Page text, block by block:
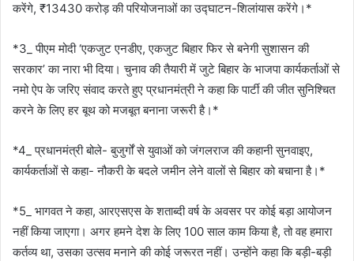
करेंगे, ₹13430 करोड़ की परियोजनाओं का उद्घाटन-शिलांयास करेंगे।*
*3_ पीएम मोदी ‘एकजुट एनडीए, एकजुट बिहार फिर से बनेगी सुशासन की
सरकार’ का नारा भी दिया। चुनाव की तैयारी में जुटे बिहार के भाजपा कार्यकर्ताओं से
नमो ऐप के जरिए संवाद करते हुए प्रधानमंत्री ने कहा कि पार्टी की जीत सुनिश्चित
करने के लिए हर बूथ को मजबूत बनाना जरूरी है।*
*4_ प्रधानमंत्री बोले- बुजुर्गों से युवाओं को जंगलराज की कहानी सुनवाइए,
कार्यकर्ताओं से कहा- नौकरी के बदले जमीन लेने वालों से बिहार को बचाना है।*
*5_ भागवत ने कहा, आरएसएस के शताब्दी वर्ष के अवसर पर कोई बड़ा आयोजन
नहीं किया जाएगा। अगर हमने देश के लिए 100 साल काम किया है, तो वह हमारा
कर्तव्य था, उसका उत्सव मनाने की कोई जरूरत नहीं। उन्होंने कहा कि बड़ी-बड़ी